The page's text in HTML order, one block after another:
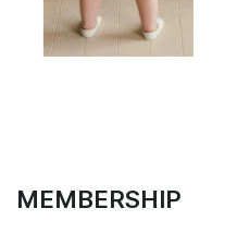
MEMBERSHIP